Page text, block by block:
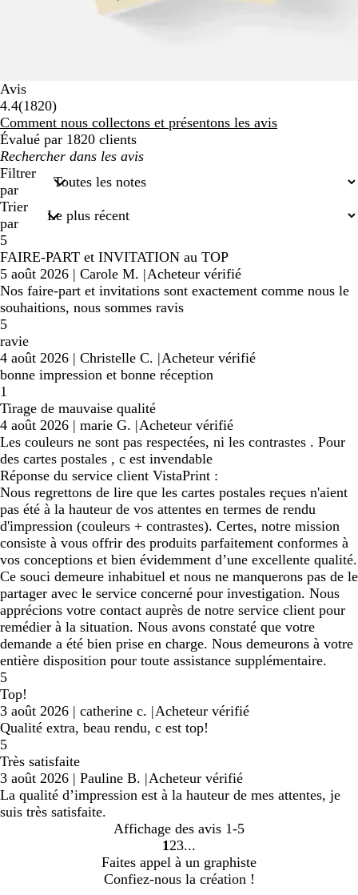
Avis
4.4(18201820
avis
)
Comment nous collectons et présentons les avis
Évalué par 1820 clients
Mes
recherches
saisies
Filtrer
par
Trier
par
5
FAIRE-PART et INVITATION au TOP
5 août 2026 | Carole M. |Acheteur vérifié
Nos faire-part et invitations sont exactement comme nous le
souhaitions, nous sommes ravis
5
ravie
4 août 2026 | Christelle C. |Acheteur vérifié
bonne impression et bonne réception
1
Tirage de mauvaise qualité
4 août 2026 | marie G. |Acheteur vérifié
Les couleurs ne sont pas respectées, ni les contrastes . Pour
des cartes postales , c est invendable
Réponse du service client VistaPrint :
Nous regrettons de lire que les cartes postales reçues n'aient
pas été à la hauteur de vos attentes en termes de rendu
d'impression (couleurs + contrastes). Certes, notre mission
consiste à vous offrir des produits parfaitement conformes à
vos conceptions et bien évidemment d’une excellente qualité.
Ce souci demeure inhabituel et nous ne manquerons pas de le
partager avec le service concerné pour investigation. Nous
apprécions votre contact auprès de notre service client pour
remédier à la situation. Nous avons constaté que votre
demande a été bien prise en charge. Nous demeurons à votre
entière disposition pour toute assistance supplémentaire.
5
Top!
3 août 2026 | catherine c. |Acheteur vérifié
Qualité extra, beau rendu, c est top!
5
Très satisfaite
3 août 2026 | Pauline B. |Acheteur vérifié
La qualité d’impression est à la hauteur de mes attentes, je
suis très satisfaite.
Affichage des avis 1-5
Accéder
à
la
1 Accéder
à
la
2 Accéder
à
la
3
Faites appel à un graphiste
Confiez-nous la création !